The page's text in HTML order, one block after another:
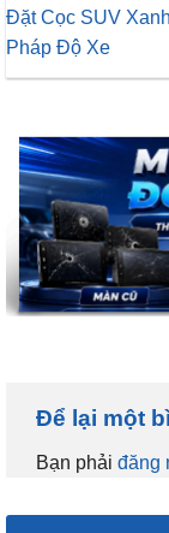
Đặt Cọc SUV
Pháp Độ Xe
Để lại một
Bạn phải đăng